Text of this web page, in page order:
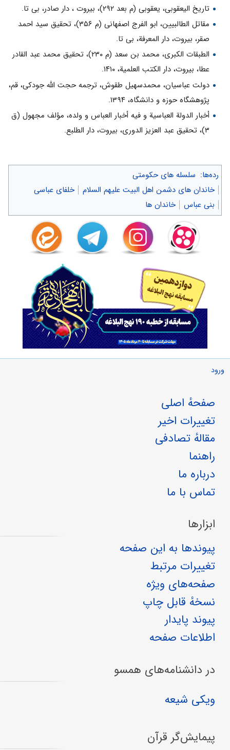
تاریخ الیعقوبى، یعقوبى (م بعد ۲۹۲)، بیروت ، دار صادر، بى تا.
مقاتل الطالبیین، ابو الفرج اصفهانى (م ۳۵۶)، تحقیق سید احمد
صقر، بیروت، دار المعرفة، بى تا.
الطبقات الکبرى، محمد بن سعد (م ۲۳۰)، تحقیق محمد عبد القادر
عطا، بیروت، دار الکتب العلمیة، ۱۴۱۰.
دولت عباسیان، محمدسهیل طقوش، ترجمه حجت الله جودکی، قم،
پژوهشگاه حوزه و دانشگاه، ۱۳۹۴.
أخبار الدولة العباسیة و فیه أخبار العباس و ولده، مؤلف مجهول (ق
۳)، تحقیق عبد العزیز الدورى، بیروت، دار الطلبع.
رده‌ها: سلسله های حکومتی
خاندان های دشمن اهل البیت علیهم السلام
خلفای عباسی
بنی عباس
خاندان ها
ورود
صفحهٔ اصلی
تغییرات اخیر
مقالهٔ تصادفی
راهنما
درباره ما
تماس با ما
ابزارها
پیوندها به این صفحه
تغییرات مرتبط
صفحه‌های ویژه
نسخهٔ قابل چاپ
پیوند پایدار
اطلاعات صفحه
در دانشنامه‌های همسو
ویکی شیعه
پیمایش‌گر قرآن